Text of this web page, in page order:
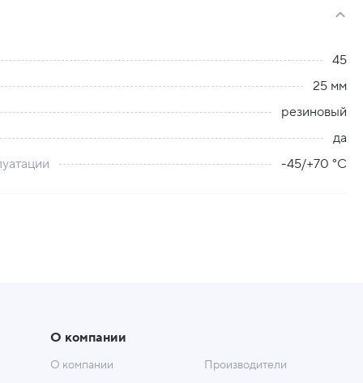
45
25 мм
резиновый
да
-45/+70 °C
О компании
О компании Производители